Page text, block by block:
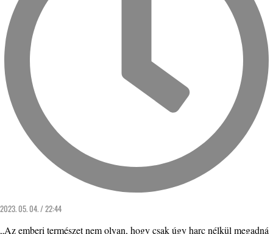
2023. 05. 04. / 22:44
„Az emberi természet nem olyan, hogy csak úgy harc nélkül megadná